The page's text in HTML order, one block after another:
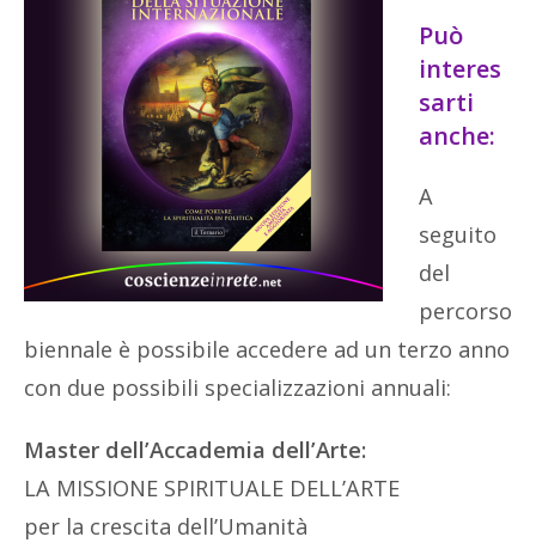
Può
interes
sarti
anche:
A
seguito
del
percorso
biennale è possibile accedere ad un terzo anno
con due possibili specializzazioni annuali:
Master dell’Accademia dell’Arte:
LA MISSIONE SPIRITUALE DELL’ARTE
per la crescita dell’Umanità